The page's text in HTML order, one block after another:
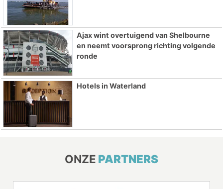
Ajax wint overtuigend van Shelbourne
en neemt voorsprong richting volgende
ronde
Hotels in Waterland
ONZE PARTNERS